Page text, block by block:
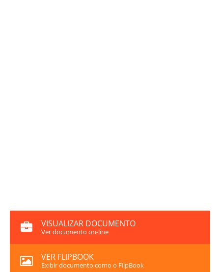
VISUALIZAR DOCUMENTO
Ver documento on-line
VER FLIPBOOK
Exibir documento como o FlipBook